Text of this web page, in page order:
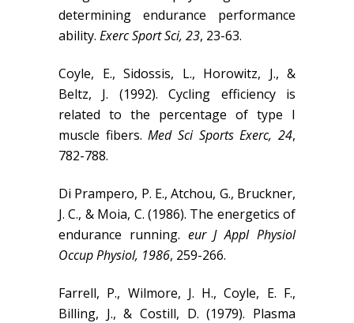
determining endurance performance
ability. Exerc Sport Sci, 23, 23-63.
Coyle, E., Sidossis, L., Horowitz, J., &
Beltz, J. (1992). Cycling efficiency is
related to the percentage of type I
muscle fibers.Med Sci Sports Exerc, 24,
782-788.
Di Prampero, P. E., Atchou, G., Bruckner,
J. C., & Moia, C. (1986). The energetics of
endurance running. eur J Appl Physiol
Occup Physiol, 1986, 259-266.
Farrell, P., Wilmore, J. H., Coyle, E. F.,
Billing, J., & Costill, D. (1979). Plasma